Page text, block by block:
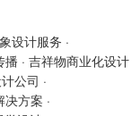
设计服务 ·
播 · 吉祥物商业化设计
公司 ·
决方案 ·